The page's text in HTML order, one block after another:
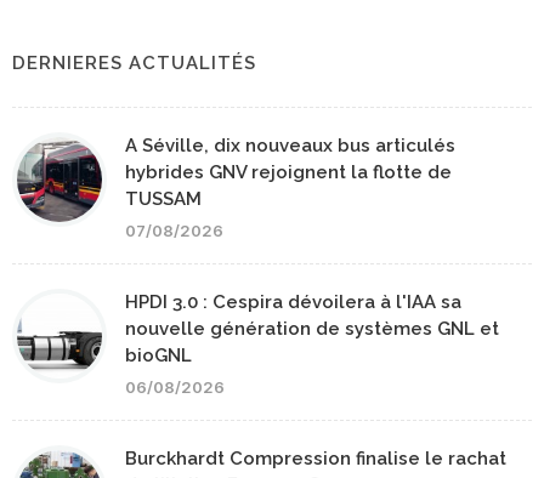
DERNIERES ACTUALITÉS
A Séville, dix nouveaux bus articulés
hybrides GNV rejoignent la flotte de
TUSSAM
07/08/2026
HPDI 3.0 : Cespira dévoilera à l'IAA sa
nouvelle génération de systèmes GNL et
bioGNL
06/08/2026
Burckhardt Compression finalise le rachat